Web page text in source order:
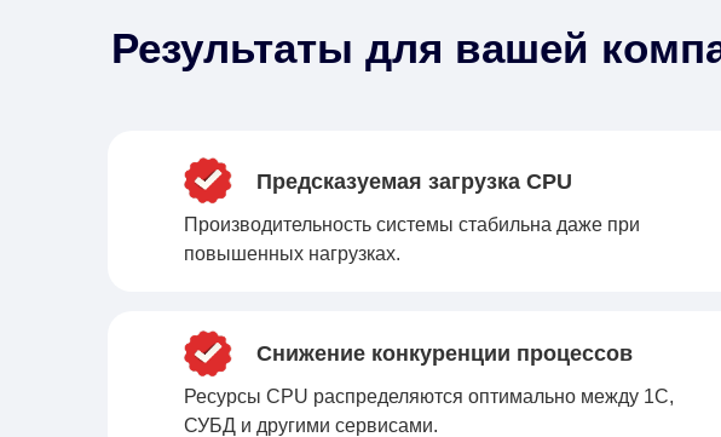
Результаты для вашей
Предсказуемая загрузка CPU
Производительность системы стабильна даже при
повышенных нагрузках.
Снижение конкуренции процессов
Ресурсы CPU распределяются оптимально между 1С,
СУБД и другими сервисами.